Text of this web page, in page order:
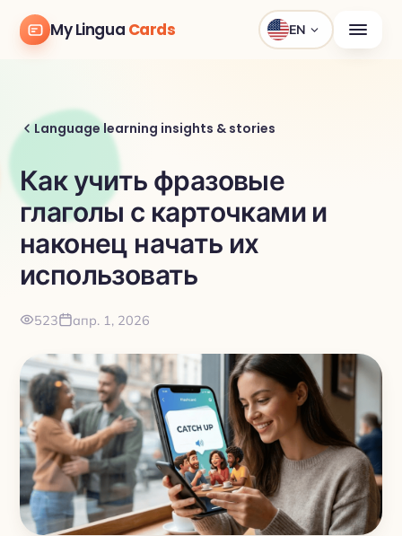
My Lingua Cards EN
Language learning insights & stories
Как учить фразовые
глаголы с карточками и
наконец начать их
использовать
523 апр. 1, 2026